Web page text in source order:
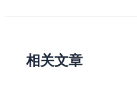
相关文章